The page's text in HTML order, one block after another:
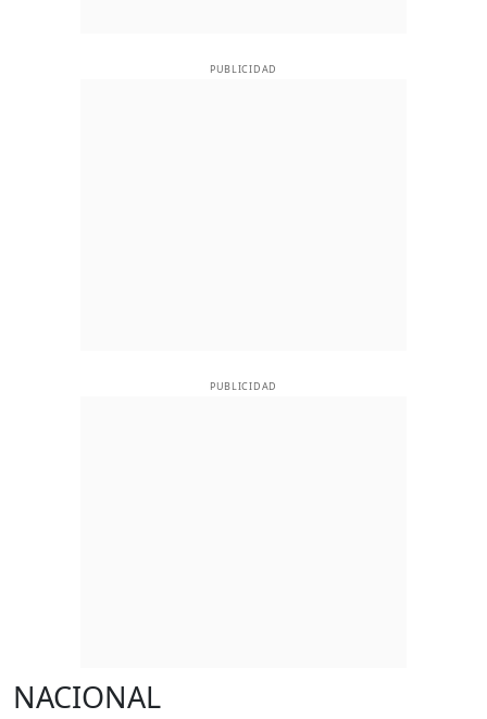
PUBLICIDAD
PUBLICIDAD
NACIONAL